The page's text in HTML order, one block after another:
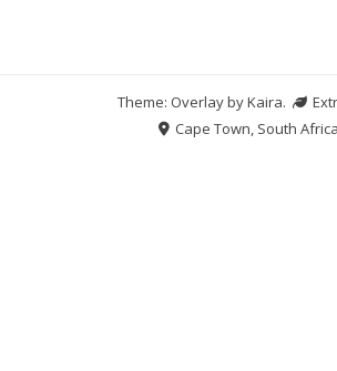
Theme: Overlay byKaira.
Cape Town, South Africa